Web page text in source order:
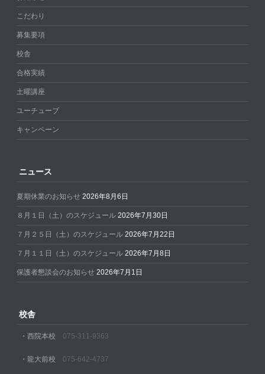
こだわり
募集要項
校舎
合格実績
土曜講座
ユーチューブ
キャンペーン
ニュース
夏期休業のお知らせ 2026年8月6日
８月１日（土）のスケジュール 2026年7月30日
７月２５日（土）のスケジュール 2026年7月22日
７月１１日（土）のスケジュール 2026年7月8日
保護者懇談会のお知らせ 2026年7月1日
校舎
・西院本校 075-311-9363
・龍大前校 075-642-4737